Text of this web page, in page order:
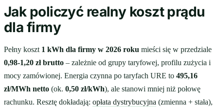
Jak policzyć realny koszt prądu
dla firmy
Pełny koszt 1 kWh dla firmy w 2026 roku mieści się w przedziale
0,98-1,20 zł brutto – zależnie od grupy taryfowej, profilu zużycia i
mocy zamówionej. Energia czynna po taryfach URE to 495,16
zł/MWh netto (ok. 0,50 zł/kWh), ale stanowi mniej niż połowę
rachunku. Resztę dokładają: opłata dystrybucyjna (zmienna + stała),